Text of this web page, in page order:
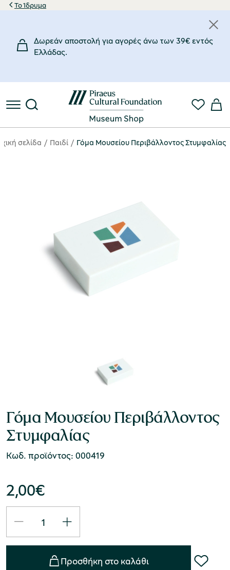
Το Ίδρυμα
Δωρεάν αποστολή για αγορές άνω των 39€ εντός
Eλλάδας.
σελίδα Παιδί Γόμα Μουσείου Περιβάλλοντος Στυμφαλίας
Γόμα Μουσείου Περιβάλλοντος
Στυμφαλίας
Κωδ. προϊόντος: 000419
2,00€
Προσθήκη στο καλάθι